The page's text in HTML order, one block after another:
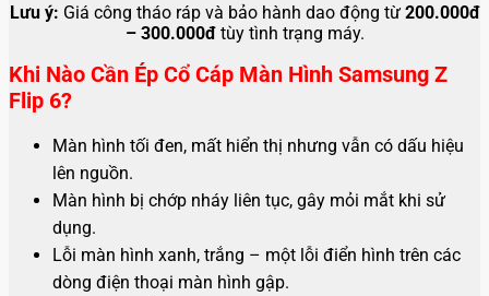
Lưu ý: Giá công tháo ráp và bảo hành dao động từ 200.000đ
– 300.000đtùy tình trạng máy.
Khi Nào Cần Ép Cổ Cáp Màn Hình Samsung Z
Flip 6?
Màn hình tối đen, mất hiển thị nhưng vẫn có dấu hiệu
lên nguồn.
Màn hình bị chớp nháy liên tục, gây mỏi mắt khi sử
dụng.
Lỗi màn hình xanh, trắng – một lỗi điển hình trên các
dòng điện thoại màn hình gập.